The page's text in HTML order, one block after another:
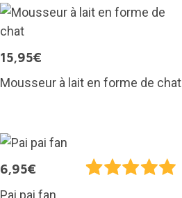
15,95€
Mousseur à lait en forme de chat
6,95€
Pai pai fan